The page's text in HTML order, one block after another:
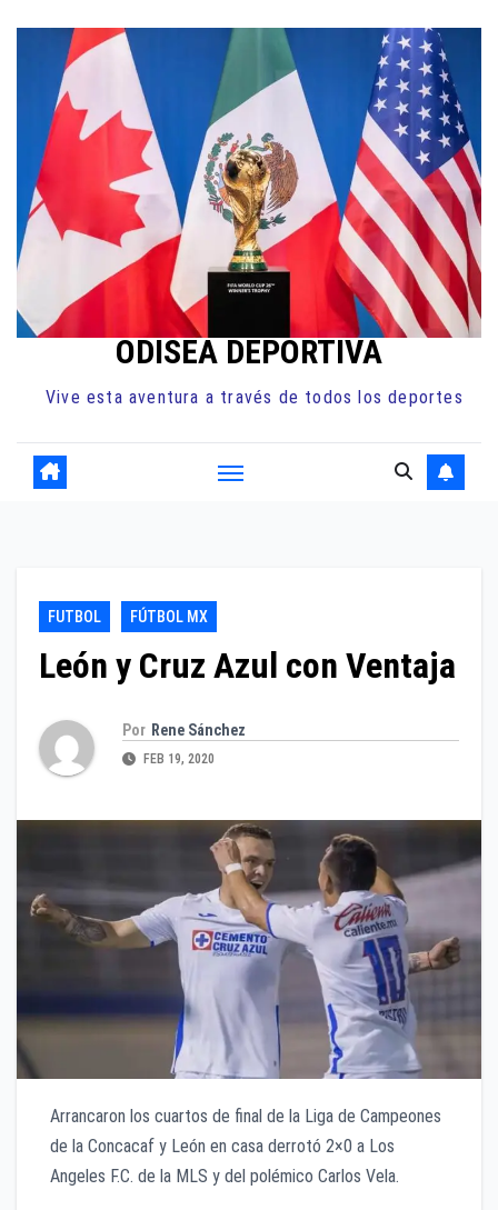
contenido
ODISEA DEPORTIVA
Vive esta aventura a través de todos los deportes
FUTBOL FÚTBOL MX
León y Cruz Azul con Ventaja
Por Rene Sánchez
FEB 19, 2020
Arrancaron los cuartos de final de la Liga de Campeones
de la Concacaf y León en casa derrotó 2×0 a Los
Angeles F.C. de la MLS y del polémico Carlos Vela.